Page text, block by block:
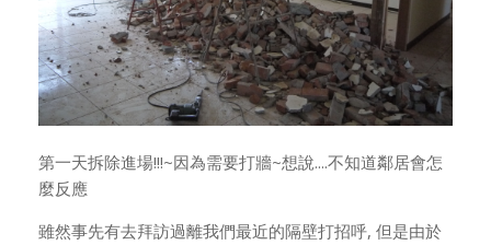
第一天拆除進場!!!~因為需要打牆~想說....不知道鄰居會怎
麼反應
雖然事先有去拜訪過離我們最近的隔壁打招呼, 但是由於